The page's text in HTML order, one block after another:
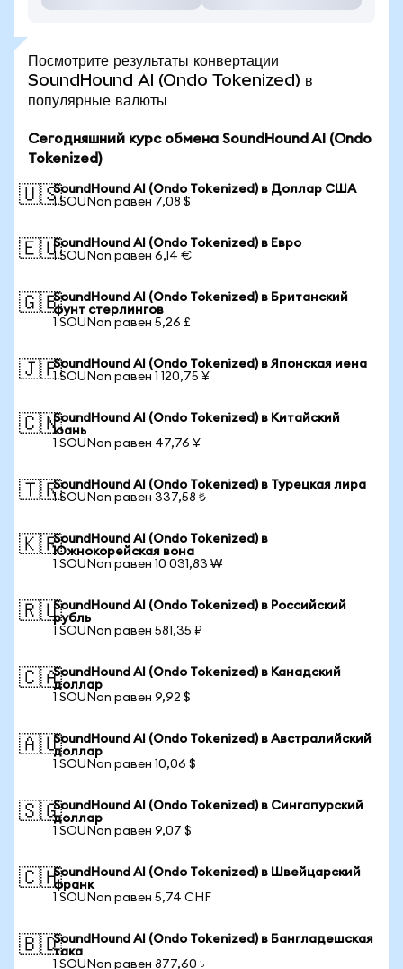
Посмотрите результаты конвертации
SoundHound AI (Ondo Tokenized) в
популярные валюты
Сегодняшний курс обмена SoundHound AI (Ondo
Tokenized)
🇺🇸SoundHound AI (Ondo Tokenized) в Доллар США
1 SOUNon равен 7,08 $
🇪🇺SoundHound AI (Ondo Tokenized) в Евро
1 SOUNon равен 6,14 €
🇬🇧SoundHound AI (Ondo Tokenized) в Британский
фунт стерлингов
1 SOUNon равен 5,26 £
🇯🇵SoundHound AI (Ondo Tokenized) в Японская иена
1 SOUNon равен 1 120,75 ¥
🇨🇳SoundHound AI (Ondo Tokenized) в Китайский
юань
1 SOUNon равен 47,76 ¥
🇹🇷SoundHound AI (Ondo Tokenized) в Турецкая лира
1 SOUNon равен 337,58 ₺
🇰🇷SoundHound AI (Ondo Tokenized) в
Южнокорейская вона
1 SOUNon равен 10 031,83 ₩
🇷🇺SoundHound AI (Ondo Tokenized) в Российский
рубль
1 SOUNon равен 581,35 ₽
🇨🇦SoundHound AI (Ondo Tokenized) в Канадский
доллар
1 SOUNon равен 9,92 $
🇦🇺SoundHound AI (Ondo Tokenized) в Австралийский
доллар
1 SOUNon равен 10,06 $
🇸🇬SoundHound AI (Ondo Tokenized) в Сингапурский
доллар
1 SOUNon равен 9,07 $
🇨🇭SoundHound AI (Ondo Tokenized) в Швейцарский
франк
1 SOUNon равен 5,74 CHF
🇧🇩SoundHound AI (Ondo Tokenized) в Бангладешская
така
1 SOUNon равен 877,60 ৳